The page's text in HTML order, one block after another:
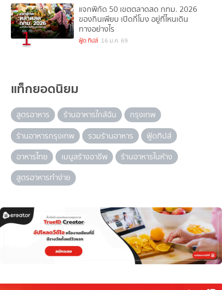
1
แจกพิกัด 50 เขตตลาดสด กทม. 2026
ของกินเพียบ เปิดกี่โมง อยู่ที่ไหนเดิน
ทางอย่างไร
ฟู้ด ทิปส์ 16 ม.ค. 69
แท็กยอดนิยม
สูตรอาหาร ร้านอาหารใกล้ฉัน
กรุงเทพ
ร้านอาหารกรุงเทพ
รวมร้านอาหาร
ฟู้ดทิปส์
อาหารไทย
เมนูสร้างอาชีพ
ร้านอาหารในห้าง
สูตรอาหารทำง่าย